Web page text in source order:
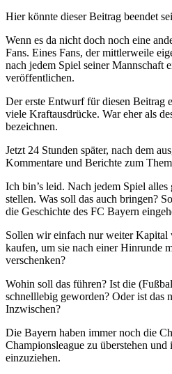
Hier könnte dieser Beitrag beendet
Wenn es da nicht doch noch eine
Fans. Eines Fans, der mittlerweile
nach jedem Spiel seiner Mannschaft
veröffentlichen.
Der erste Entwurf für diesen Beitrag
viele Kraftausdrücke. War eher als
bezeichnen.
Jetzt 24 Stunden später, nach dem
Kommentare und Berichte zum
Ich bin’s leid. Nach jedem Spiel
stellen. Was soll das auch bringen?
die Geschichte des FC Bayern
Sollen wir einfach nur weiter Kapital
kaufen, um sie nach einer Hinrunde
verschenken?
Wohin soll das führen? Ist die
schnelllebig geworden? Oder ist das
Inzwischen?
Die Bayern haben immer noch die
Championsleague zu überstehen
einzuziehen.